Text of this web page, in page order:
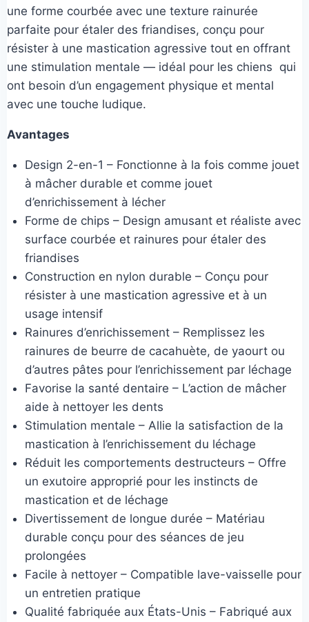
une forme courbée avec une texture rainurée
parfaite pour étaler des friandises, conçu pour
résister à une mastication agressive tout en offrant
une stimulation mentale — idéal pour les chiens qui
ont besoin d’un engagement physique et mental
avec une touche ludique.
Avantages
Design 2-en-1 – Fonctionne à la fois comme jouet
à mâcher durable et comme jouet
d’enrichissement à lécher
Forme de chips – Design amusant et réaliste avec
surface courbée et rainures pour étaler des
friandises
Construction en nylon durable – Conçu pour
résister à une mastication agressive et à un
usage intensif
Rainures d’enrichissement – Remplissez les
rainures de beurre de cacahuète, de yaourt ou
d’autres pâtes pour l’enrichissement par léchage
Favorise la santé dentaire – L’action de mâcher
aide à nettoyer les dents
Stimulation mentale – Allie la satisfaction de la
mastication à l’enrichissement du léchage
Réduit les comportements destructeurs – Offre
un exutoire approprié pour les instincts de
mastication et de léchage
Divertissement de longue durée – Matériau
durable conçu pour des séances de jeu
prolongées
Facile à nettoyer – Compatible lave-vaisselle pour
un entretien pratique
Qualité fabriquée aux États-Unis – Fabriqué aux